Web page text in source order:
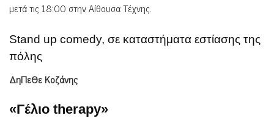
μετά τις 18:00 στην Αίθουσα Τέχνης.
Stand up comedy, σε καταστήματα εστίασης της
πόλης
ΔηΠεΘε Κοζάνης
«Γέλιο therapy»